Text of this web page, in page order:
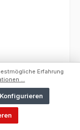
Sie sich
Erfahrung
...
Konfigurieren